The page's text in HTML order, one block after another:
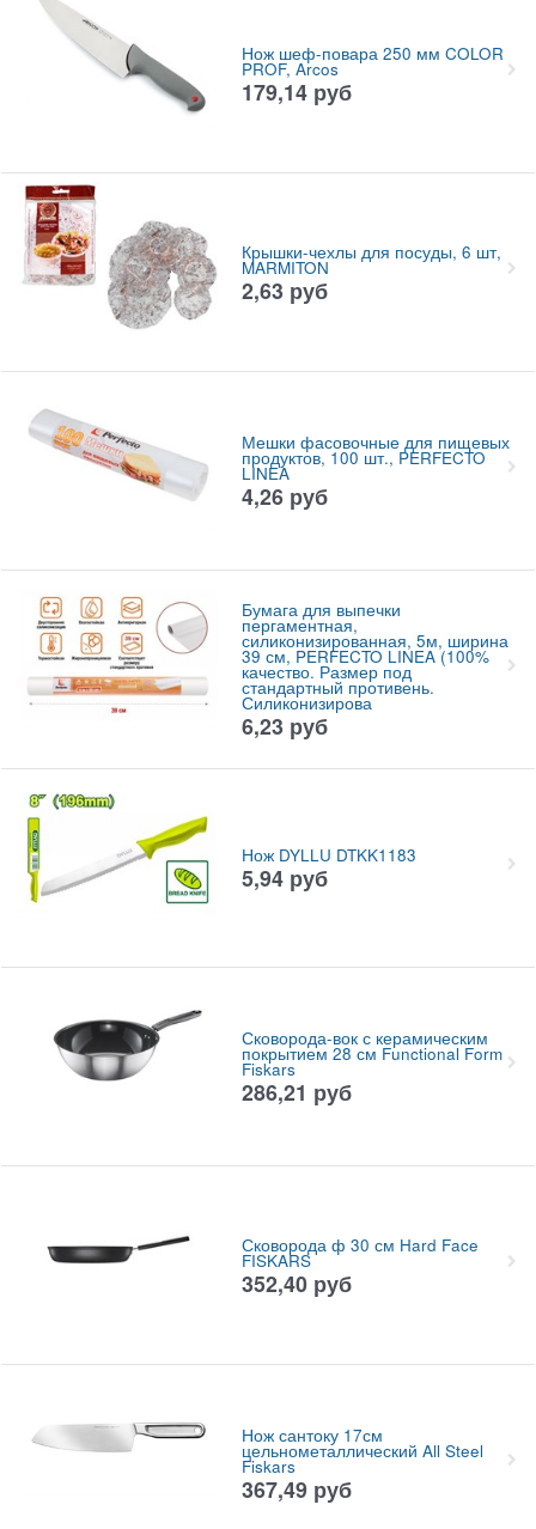
Нож шеф-повара 250 мм COLOR
PROF, Arcos
179,14 руб
Крышки-чехлы для посуды, 6 шт,
MARMITON
2,63 руб
Мешки фасовочные для пищевых
продуктов, 100 шт., PERFECTO
LINEA
4,26 руб
Бумага для выпечки
пергаментная,
силиконизированная, 5м, ширина
39 см, PERFECTO LINEA (100%
качество. Размер под
стандартный противень.
Силиконизирова
6,23 руб
Нож DYLLU DTKK1183
5,94 руб
Сковорода-вок с керамическим
покрытием 28 см Functional Form
Fiskars
286,21 руб
Сковорода ф 30 см Hard Face
FISKARS
352,40 руб
Нож сантоку 17см
цельнометаллический All Steel
Fiskars
367,49 руб